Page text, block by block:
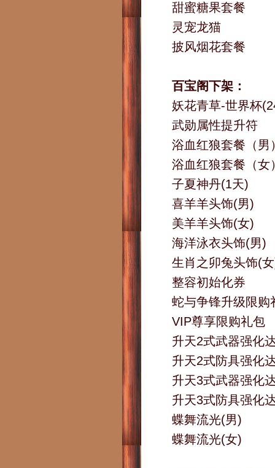
甜蜜糖果套餐
灵宠龙猫
披风烟花套餐
百宝阁下架：
妖花青草-世界杯
武勋属性提升符
浴血红狼套餐（男
浴血红狼套餐（女
子夏神丹(1天)
喜羊羊头饰(男)
美羊羊头饰(女)
海洋泳衣头饰(男)
生肖之卯兔头饰(
整容初始化券
蛇与争锋升级限购
VIP尊享限购礼包
升天2式武器强化
升天2式防具强化
升天3式武器强化
升天3式防具强化
蝶舞流光(男)
蝶舞流光(女)